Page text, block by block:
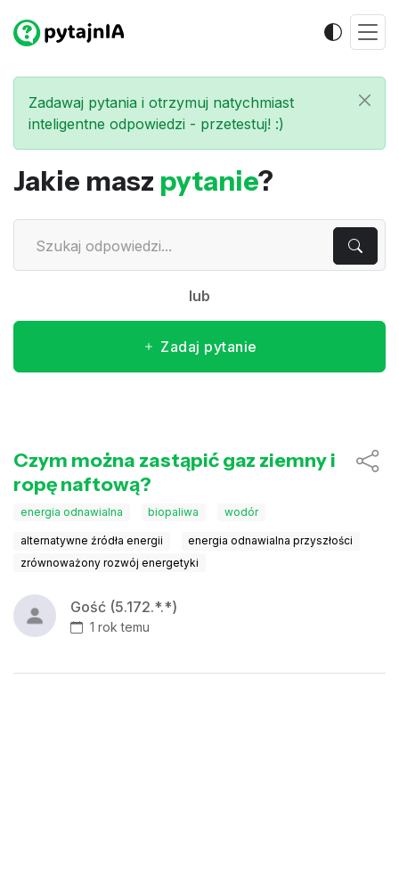
Zadawaj pytania i otrzymuj natychmiast
inteligentne odpowiedzi - przetestuj! :)
Jakie masz pytanie?
lub
Zadaj pytanie
Czym można zastąpić gaz ziemny i
ropę naftową?
energia odnawialna biopaliwa wodór
alternatywne źródła energii
energia odnawialna przyszłości
zrównoważony rozwój energetyki
Gość (5.172.*.*)
1 rok temu